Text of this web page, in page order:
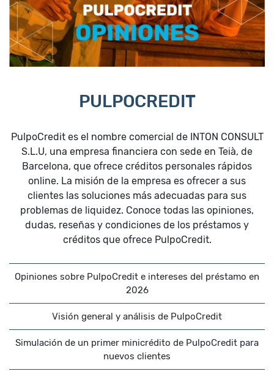
PULPOCREDIT
PulpoCredit es el nombre comercial de INTON CONSULT
S.L.U, una empresa financiera con sede en Teià, de
Barcelona, que ofrece créditos personales rápidos
online. La misión de la empresa es ofrecer a sus
clientes las soluciones más adecuadas para sus
problemas de liquidez. Conoce todas las opiniones,
dudas, reseñas y condiciones de los préstamos y
créditos que ofrece PulpoCredit.
Opiniones sobre PulpoCredit e intereses del préstamo en
2026
Visión general y análisis de PulpoCredit
Simulación de un primer minicrédito de PulpoCredit para
nuevos clientes